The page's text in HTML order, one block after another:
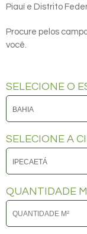
Piauí e Distrito
Procure pelos
você.
SELECIONE O
SELECIONE A
QUANTIDADE